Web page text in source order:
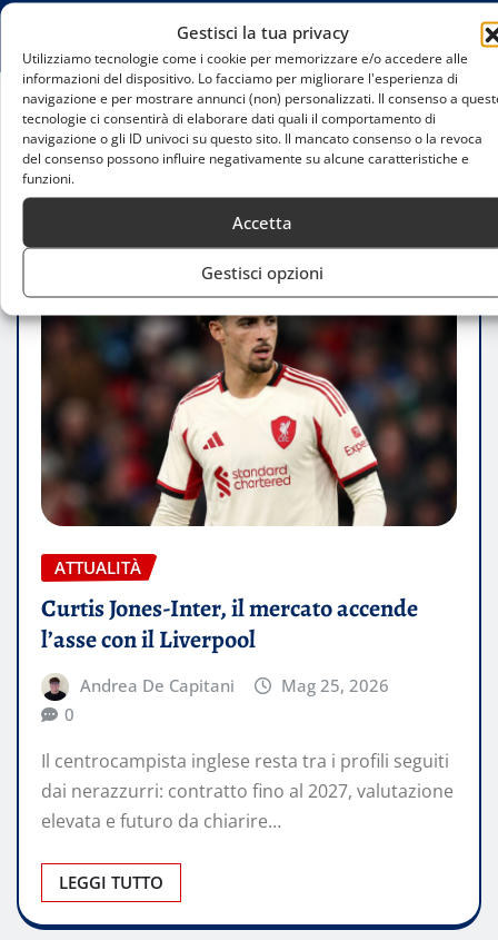
Gestisci la tua privacy
Utilizziamo tecnologie come i cookie per memorizzare e/o accedere alle
informazioni del dispositivo. Lo facciamo per migliorare l'esperienza di
navigazione e per mostrare annunci (non) personalizzati. Il consenso a
tecnologie ci consentirà di elaborare dati quali il comportamento di
navigazione o gli ID univoci su questo sito. Il mancato consenso o la revoca
del consenso possono influire negativamente su alcune caratteristiche e
funzioni.
Accetta
Gestisci opzioni
Home
Curtis Jones-Inter, il mercato accende l’asse con il
Liverpool
ATTUALITÀ
Curtis Jones-Inter, il mercato accende
l’asse con il Liverpool
Andrea De Capitani
Mag 25, 2026
0
Il centrocampista inglese resta tra i profili seguiti
dai nerazzurri: contratto fino al 2027, valutazione
elevata e futuro da chiarire…
LEGGI TUTTO